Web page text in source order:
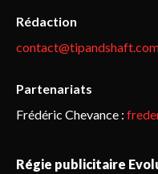
Rédaction
Partenariats
Frédéric Chevance :
Régie publicitaire